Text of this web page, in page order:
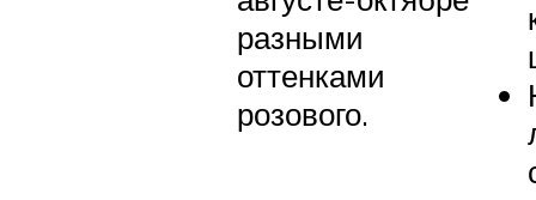
разными
оттенками
розового.